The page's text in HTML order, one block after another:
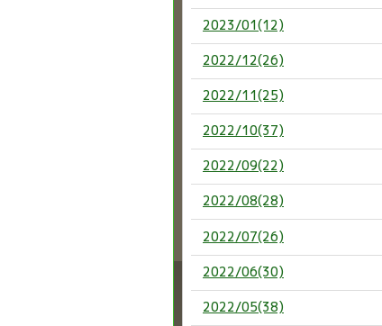
2023/01(12)
2022/12(26)
2022/11(25)
2022/10(37)
2022/09(22)
2022/08(28)
2022/07(26)
2022/06(30)
2022/05(38)